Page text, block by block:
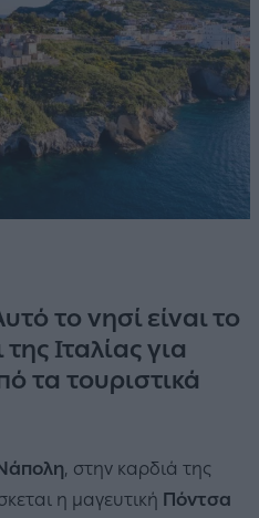
το νησί είναι το
Ιταλίας για
τα τουριστικά
, στην καρδιά της
η μαγευτική Πόντσα